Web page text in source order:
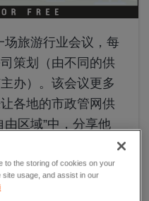
场旅游行业会议，每
策划（由不同的供
办）。该会议更多
各地的市政管网供
由区域”中，分享他
Live Show”的衍生
为会议的形式，用
to the storing of cookies on your
usage, and assist in our